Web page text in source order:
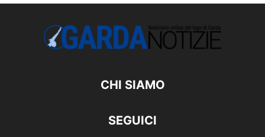
CHI SIAMO
SEGUICI